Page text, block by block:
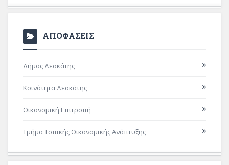
ΑΠΟΦΑΣΕΙΣ
Δήμος Δεσκάτης
Κοινότητα Δεσκάτης
Οικονομική Επιτροπή
Τμήμα Τοπικής Οικονομικής Ανάπτυξης